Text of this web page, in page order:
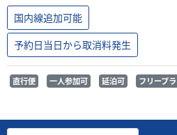
国内線追加可能
予約日当日から取消料発生
直行便 一人参加可 延泊可 フリープ